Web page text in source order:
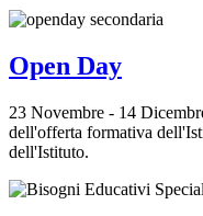
Open Day
23 Novembre - 14
dell'offerta formativa
dell'Istituto.